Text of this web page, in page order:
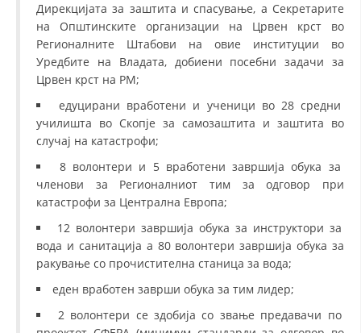
Дирекцијата за заштита и спасување, а Секретарите
на Општинските организации на Црвен крст во
Регионалните Штабови на овие институции во
Уредбите на Владата, добиени посебни задачи за
Црвен крст на РМ;
едуцирани вработени и ученици во 28 средни
училишта во Скопје за самозаштита и заштита во
случај на катастрофи;
8 волонтери и 5 вработени завршија обука за
членови за Регионалниот тим за одговор при
катастрофи за Централна Европа;
12 волонтери завршија обука за инструктори за
вода и санитација а 80 волонтери завршија обука за
ракување со прочистителна станица за вода;
еден вработен заврши обука за тим лидер;
2 волонтери се здобија со звање предавачи по